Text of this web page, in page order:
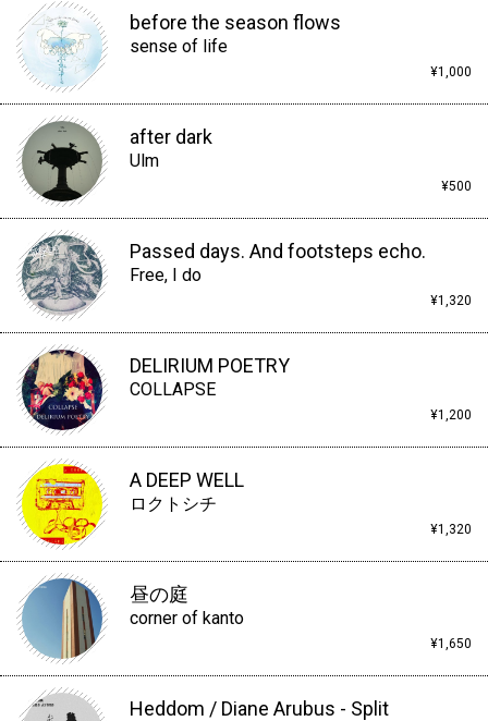
before the season flows
sense of life
¥1,000
after dark
Ulm
¥500
Passed days. And footsteps echo.
Free, I do
¥1,320
DELIRIUM POETRY
COLLAPSE
¥1,200
A DEEP WELL
ロクトシチ
¥1,320
昼の庭
corner of kanto
¥1,650
Heddom / Diane Arubus - Split